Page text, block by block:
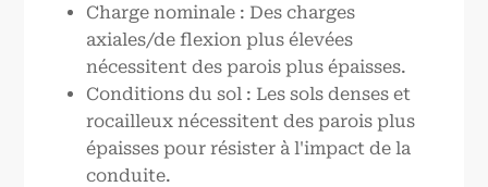
Charge nominale : Des charges
axiales/de flexion plus élevées
nécessitent des parois plus épaisses.
Conditions du sol : Les sols denses et
rocailleux nécessitent des parois plus
épaisses pour résister à l'impact de la
conduite.